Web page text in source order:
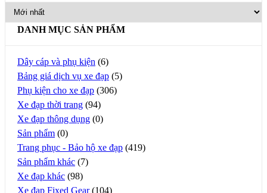
DANH MỤC SẢN PHẨM
Dây cáp và phụ kiện (6)
Bảng giá dịch vụ xe đạp (5)
Phụ kiện cho xe đạp (306)
Xe đạp thời trang (94)
Xe đạp thông dụng (0)
Sản phẩm (0)
Trang phục - Bảo hộ xe đạp (419)
Sản phẩm khác (7)
Xe đạp khác (98)
Xe đạp Fixed Gear (104)